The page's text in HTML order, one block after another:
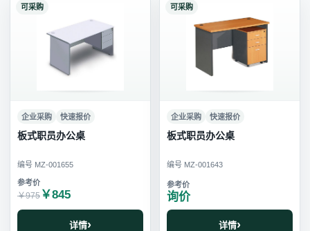
可采购
企业采购 快速报价
板式职员办公桌
编号 MZ-001655
￥975 ￥845
详情
可采购
企业采购 快速报价
板式职员办公桌
编号 MZ-001643
询价
详情